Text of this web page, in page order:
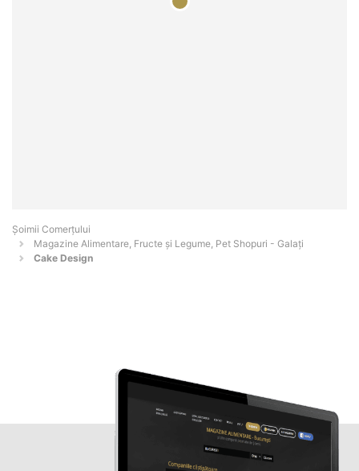
Șoimii Comerțului
Magazine Alimentare, Fructe și Legume, Pet Shopuri - Galaţi
Cake Design